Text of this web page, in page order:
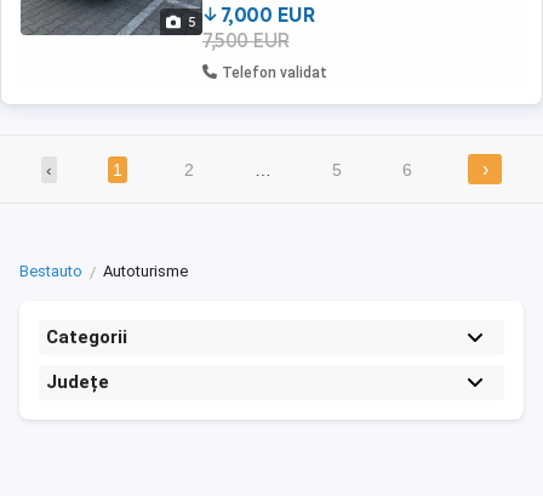
5
7,000 EUR
7,500 EUR
Telefon validat
‹ 1 2 5 6 ›
Bestauto Autoturisme
Categorii
Județe